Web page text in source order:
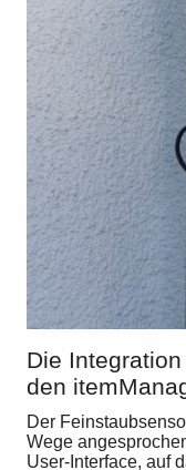
Die
den
Der
Wege
User-Interface, auf